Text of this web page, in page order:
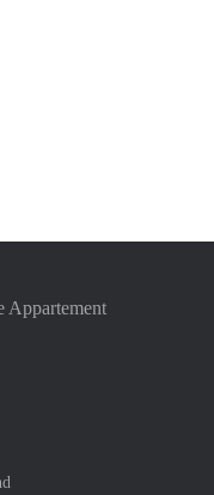
Appartement